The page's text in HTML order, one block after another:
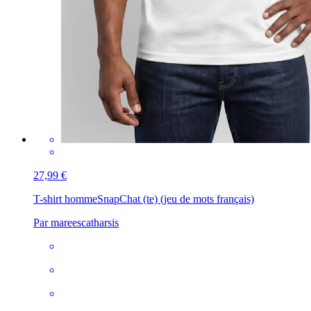
27,99 €
T-shirt hommeSnapChat (te) (jeu de mots français)
Par mareescatharsis